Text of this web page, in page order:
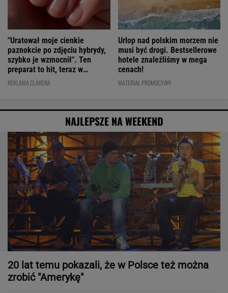
"Uratował moje cienkie
paznokcie po zdjęciu hybrydy,
szybko je wzmocnił". Ten
preparat to hit, teraz w
świetnej cenie
REKLAMA CLARENA
Urlop nad polskim morzem nie
musi być drogi. Bestsellerowe
hotele znaleźliśmy w mega
cenach!
MATERIAŁ PROMOCYJNY
NAJLEPSZE NA WEEKEND
20 lat temu pokazali, że w Polsce też można
zrobić "Amerykę"